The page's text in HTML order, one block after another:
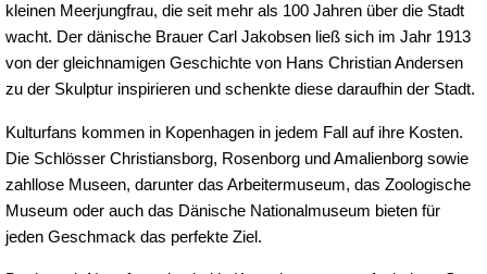
kleinen Meerjungfrau, die seit mehr als 100 Jahren über die Stadt
wacht. Der dänische Brauer Carl Jakobsen ließ sich im Jahr 1913
von der gleichnamigen Geschichte von Hans Christian Andersen
zu der Skulptur inspirieren und schenkte diese daraufhin der Stadt.
Kulturfans kommen in Kopenhagen in jedem Fall auf ihre Kosten.
Die Schlösser Christiansborg, Rosenborg und Amalienborg sowie
zahllose Museen, darunter das Arbeitermuseum, das Zoologische
Museum oder auch das Dänische Nationalmuseum bieten für
jeden Geschmack das perfekte Ziel.